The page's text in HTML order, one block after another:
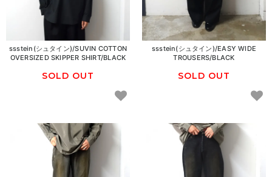
ssstein(シュタイン)/SUVIN COTTON
OVERSIZED SKIPPER SHIRT/BLACK
SOLD OUT
ssstein(シュタイン)/EASY WIDE
TROUSERS/BLACK
SOLD OUT